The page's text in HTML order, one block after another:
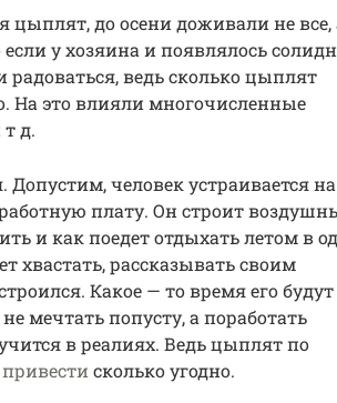
цыплят, до осени доживали не все,
у хозяина и появлялось
ведь сколько цыплят
На это влияли многочисленные
д.
человек устраивается на
плату. Он строит
и как поедет отдыхать летом в
хвастать, рассказывать своим
Какое — то время его будут
мечтать попусту, а поработать
в реалиях. Ведь цыплят по
сколько угодно.